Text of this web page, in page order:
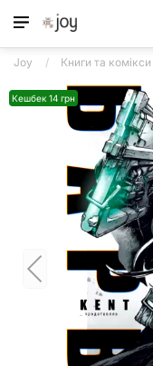
Joy Книги та комікси
Кешбек 14 грн